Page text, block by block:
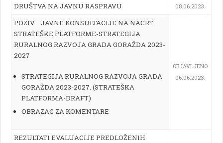
DRUŠTVA NA JAVNU RASPRAVU
08.06.2023.
POZIV: JAVNE KONSULTACIJE NA NACRT
STRATEŠKE PLATFORME-STRATEGIJA
RURALNOG RAZVOJA GRADA GORAŽDA 2023-
2027
STRATEGIJA RURALNOG RAZVOJA GRADA
GORAŽDA 2023-2027. (STRATEŠKA
PLATFORMA-DRAFT)
OBRAZAC ZA KOMENTARE
OBJAVLJENO
06.06.2023.
REZULTATI EVALUACIJE PREDLOŽENIH